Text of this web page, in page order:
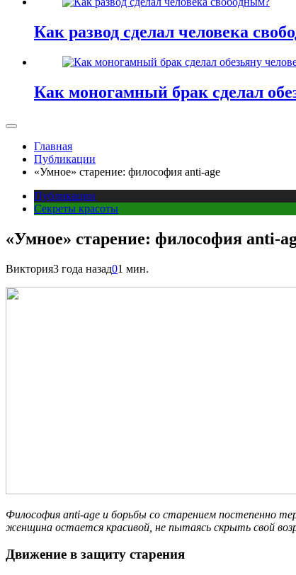
Как развод сделал человека
Как моногамный брак сделал
Главная
Публикации
«Умное» старение: философия anti-age
Публикации
Секреты красоты
«Умное» старение: философия anti-
Виктория3 года назад01 мин.
Философия anti-age и борьбы со старением постепенно
женщина остается красивой, не пытаясь скрыть свой
Движение в защиту старения